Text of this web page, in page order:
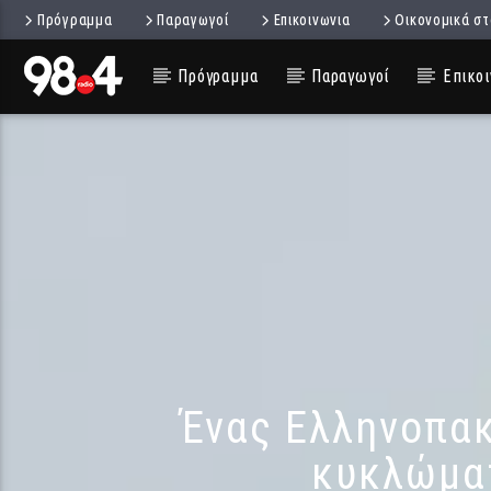
Πρόγραμμα Παραγωγοί Επικοινωνια Οικονομικά
Πρόγραμμα Παραγωγοί
Ένας